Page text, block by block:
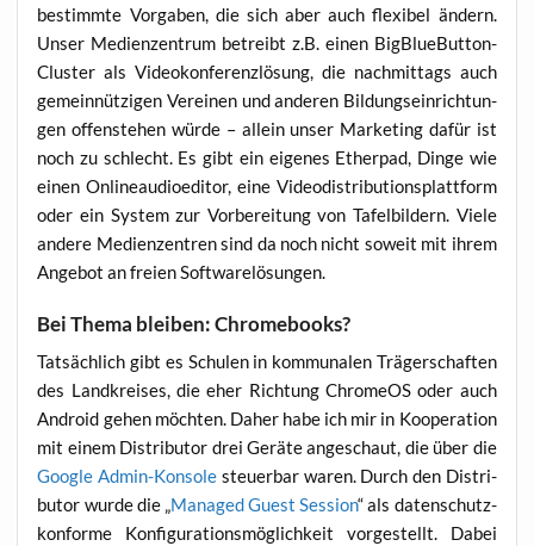
bestimm­te Vor­ga­ben, die sich aber auch fle­xi­bel ändern.
Unser Medi­en­zen­trum betreibt z.B. einen Big­BlueBut­ton-
Clus­ter als Video­kon­fe­renz­lö­sung, die nach­mit­tags auch
gemein­nüt­zi­gen Ver­ei­nen und ande­ren Bil­dungs­ein­rich­tun­
gen offen­ste­hen wür­de – allein unser Mar­ke­ting dafür ist
noch zu schlecht. Es gibt ein eige­nes Ether­pad, Din­ge wie
einen Onlineau­dio­edi­tor, eine Video­dis­tri­bu­ti­ons­platt­form
oder ein Sys­tem zur Vor­be­rei­tung von Tafel­bil­dern. Vie­le
ande­re Medi­en­zen­tren sind da noch nicht soweit mit ihrem
Ange­bot an frei­en Softwarelösungen.
Bei Thema bleiben: Chromebooks?
Tat­säch­lich gibt es Schu­len in kom­mu­na­len Trä­ger­schaf­ten
des Land­krei­ses, die eher Rich­tung Chro­me­OS oder auch
Android gehen möch­ten. Daher habe ich mir in Koope­ra­ti­on
mit einem Dis­tri­bu­tor drei Gerä­te ange­schaut, die über die
Goog­le Admin-Kon­so­le steu­er­bar waren. Durch den Dis­tri­
bu­tor wur­de die „Mana­ged Guest Ses­si­on“ als daten­schutz­
kon­for­me Kon­fi­gu­ra­ti­ons­mög­lich­keit vor­ge­stellt. Dabei